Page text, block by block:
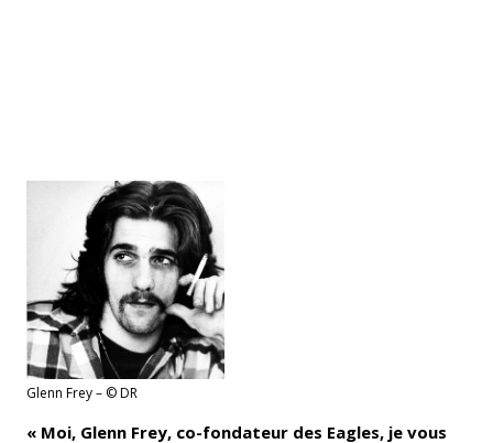
Glenn Frey – © DR
« Moi, Glenn Frey, co-fondateur des Eagles, je vous